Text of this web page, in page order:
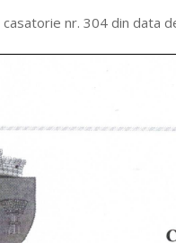
nr. 304 din data